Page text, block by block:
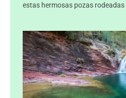
estas hermosas pozas